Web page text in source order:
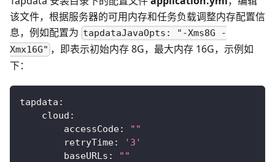
该文件，根据服务器的可用内存和任务负载调整内存配置信
息，例如配置为 tapdataJavaOpts: "-Xms8G -
Xmx16G" ，即表示初始内存 8G，最大内存 16G，示例如
下：
tapdata :
cloud :
accessCode:
""
retryTime:
'3'
baseURLs :
""